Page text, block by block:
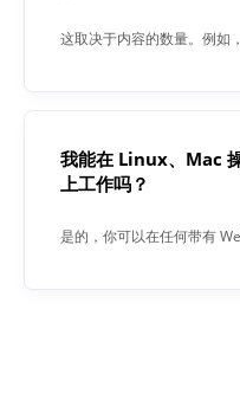
这取决于内容的数量。例如
我能在 Linux、Mac
上工作吗？
是的，你可以在任何带有